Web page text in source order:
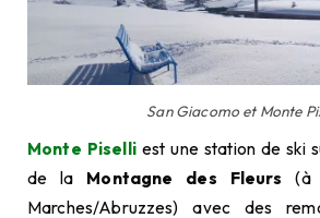
San Giacomo et Monte
Monte Piselliest une station de ski
de la Montagne des Fleurs (à
Marches/Abruzzes) avec des